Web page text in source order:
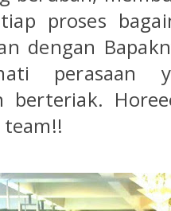
proses
dengan
perasaan
berteriak.